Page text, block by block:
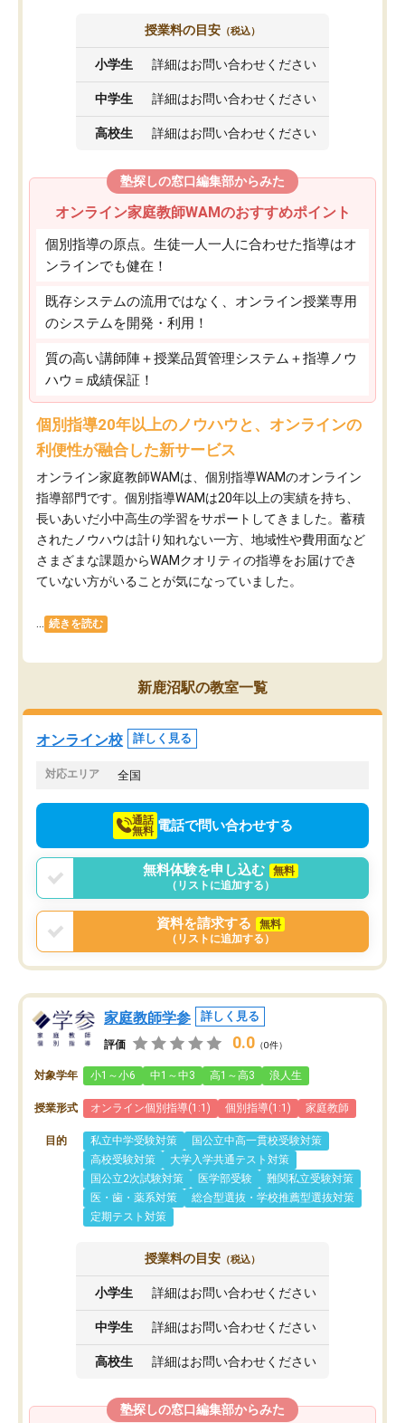
授業料の目安 （税込）
小学生 詳細はお問い合わせください
中学生 詳細はお問い合わせください
高校生 詳細はお問い合わせください
塾探しの窓口編集部からみた
オンライン家庭教師WAMのおすすめポイント
個別指導の原点。生徒一人一人に合わせた指導はオ
ンラインでも健在！
既存システムの流用ではなく、オンライン授業専用
のシステムを開発・利用！
質の高い講師陣＋授業品質管理システム＋指導ノウ
ハウ＝成績保証！
個別指導20年以上のノウハウと、オンラインの
利便性が融合した新サービス
オンライン家庭教師WAMは、個別指導WAMのオンライン
指導部門です。個別指導WAMは20年以上の実績を持ち、
長いあいだ小中高生の学習をサポートしてきました。蓄積
されたノウハウは計り知れない一方、地域性や費用面など
さまざまな課題からWAMクオリティの指導をお届けでき
ていない方がいることが気になっていました。
続きを読む
新鹿沼駅の教室一覧
オンライン校 詳しく見る
対応エリア 全国
通話
無料 電話で問い合わせする
無料体験を申し込む
無料
（リストに追加する）
資料を請求する
無料
（リストに追加する）
家庭教師学参 詳しく見る
評価 0.0 （0件）
対象学年 小1～小6 中1～中3 高1～高3 浪人生
授業形式 オンライン個別指導(1:1) 個別指導(1:1) 家庭教師
目的 私立中学受験対策
国公立中高一貫校受験対策
高校受験対策
大学入学共通テスト対策
国公立2次試験対策
医学部受験
難関私立受験対策
医・歯・薬系対策
総合型選抜・学校推薦型選抜対策
定期テスト対策
授業料の目安 （税込）
小学生 詳細はお問い合わせください
中学生 詳細はお問い合わせください
高校生 詳細はお問い合わせください
塾探しの窓口編集部からみた